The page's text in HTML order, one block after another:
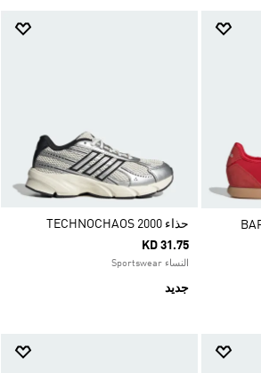
حذاء TECHNOCHAOS 2000
KD 31.75
النساء Sportswear
جديد